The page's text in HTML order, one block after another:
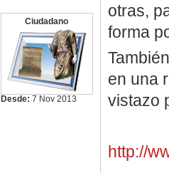
Ciudadano
Desde: 7 Nov 2013
otras,
forma
en una
vistazo
http://